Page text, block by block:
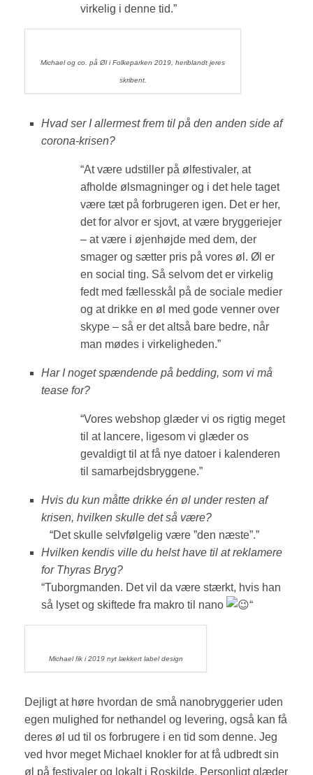
virkelig i denne tid.”
Michael og co. på Øl i Folkeparken 2019, heriblandt jeres
skribent.
Hvad ser I allermest frem til på den anden side af
corona-krisen?
“At være udstiller på ølfestivaler, at
afholde ølsmagninger og i det hele taget
være tæt på forbrugeren igen. Det er her,
det for alvor er sjovt, at være bryggeriejer
– at være i øjenhøjde med dem, der
smager og sætter pris på vores øl. Øl er
en social ting. Så selvom det er virkelig
fedt med fællesskål på de sociale medier
og at drikke en øl med gode venner over
skype – så er det altså bare bedre, når
man mødes i virkeligheden.”
Har I noget spændende på bedding, som vi må
tease for?
“Vores webshop glæder vi os rigtig meget
til at lancere, ligesom vi glæder os
gevaldigt til at få nye datoer i kalenderen
til samarbejdsbryggene.”
Hvis du kun måtte drikke én øl under resten af
krisen, hvilken skulle det så være?
“Det skulle selvfølgelig være ”den næste”.”
Hvilken kendis ville du helst have til at reklamere
for Thyras Bryg?
“Tuborgmanden. Det vil da være stærkt, hvis han
så lyset og skiftede fra makro til nano
“
Michael fik i 2019 nyt lækkert label design
Dejligt at høre hvordan de små nanobryggerier uden
egen mulighed for nethandel og levering, også kan få
deres øl ud til os forbrugere i en tid som denne. Jeg
ved hvor meget Michael knokler for at få udbredt sin
øl på festivaler og lokalt i Roskilde. Personligt glæder